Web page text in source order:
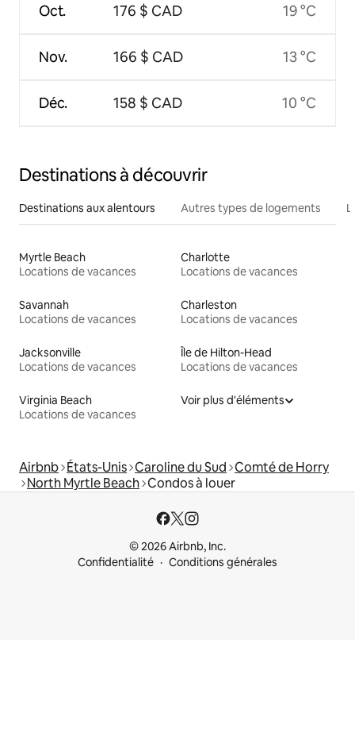
Oct.
Nov.
Déc.
176 $ CAD
166 $ CAD
158 $ CAD
19 °C
13 °C
10 °C
Destinations à découvrir
Destinations aux alentours Autres types de logements
Myrtle Beach
Locations de vacances
Charlotte
Locations de vacances
Savannah
Locations de vacances
Charleston
Locations de vacances
Jacksonville
Locations de vacances
Île de Hilton-Head
Locations de vacances
Virginia Beach
Locations de vacances
Voir plus d'éléments
Airbnb États-Unis Caroline du Sud Comté de Horry
North Myrtle Beach Condos à louer
© 2026 Airbnb, Inc.
Confidentialité
Conditions générales